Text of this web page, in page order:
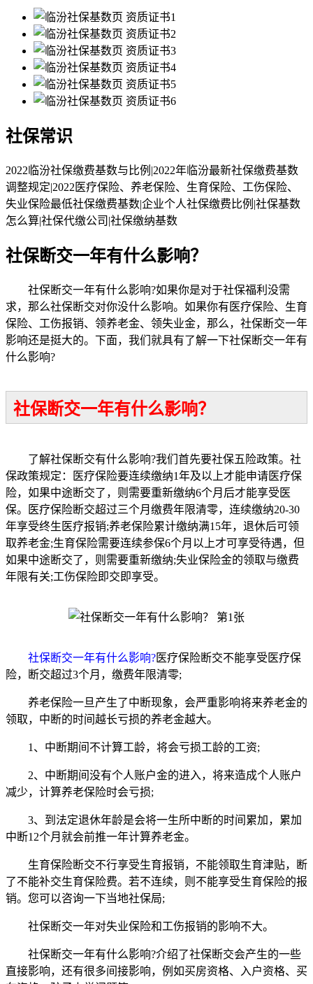
社保常识
2022临汾社保缴费基数与比例|2022年临汾最新社保缴费基数
调整规定|2022医疗保险、养老保险、生育保险、工伤保险、
失业保险最低社保缴费基数|企业个人社保缴费比例|社保基数
怎么算|社保代缴公司|社保缴纳基数
社保断交一年有什么影响？
社保断交一年有什么影响?如果你是对于社保福利没需
求，那么社保断交对你没什么影响。如果你有医疗保险、生育
保险、工伤报销、领养老金、领失业金，那么，社保断交一年
影响还是挺大的。下面，我们就具有了解一下社保断交一年有
什么影响?
社保断交一年有什么影响？
了解社保断交有什么影响?我们首先要社保五险政策。社
保政策规定：医疗保险要连续缴纳1年及以上才能申请医疗保
险，如果中途断交了，则需要重新缴纳6个月后才能享受医
保。医疗保险断交超过三个月缴费年限清零，连续缴纳20-30
年享受终生医疗报销;养老保险累计缴纳满15年，退休后可领
取养老金;生育保险需要连续参保6个月以上才可享受待遇，但
如果中途断交了，则需要重新缴纳;失业保险金的领取与缴费
年限有关;工伤保险即交即享受。
社保断交一年有什么影响?医疗保险断交不能享受医疗保
险，断交超过3个月，缴费年限清零;
养老保险一旦产生了中断现象，会严重影响将来养老金的
领取，中断的时间越长亏损的养老金越大。
1、中断期间不计算工龄，将会亏损工龄的工资;
2、中断期间没有个人账户金的进入，将来造成个人账户
减少，计算养老保险时会亏损;
3、到法定退休年龄是会将一生所中断的时间累加，累加
中断12个月就会前推一年计算养老金。
生育保险断交不行享受生育报销，不能领取生育津贴，断
了不能补交生育保险费。若不连续，则不能享受生育保险的报
销。您可以咨询一下当地社保局;
社保断交一年对失业保险和工伤报销的影响不大。
社保断交一年有什么影响?介绍了社保断交会产生的一些
直接影响，还有很多间接影响，例如买房资格、入户资格、买